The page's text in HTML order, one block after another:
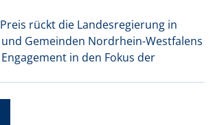
rückt die Landesregierung in
Gemeinden Nordrhein-Westfalens
in den Fokus der